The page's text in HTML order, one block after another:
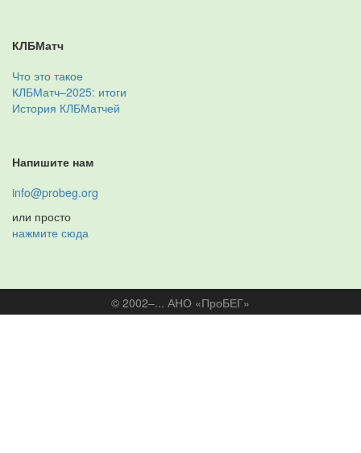
КЛБМатч
Что это такое
КЛБМатч–2025: итоги
История КЛБМатчей
Напишите нам
info@probeg.org
или просто
нажмите сюда
© 2002–... АНО «ПроБЕГ»